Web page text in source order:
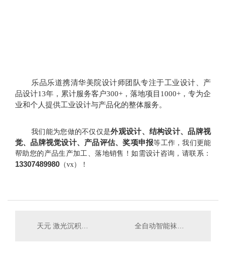
乐品乐道携清华美院设计师团队专注于工业设计、产
品设计13年，累计服务客户300+，落地项目1000+，专为企
业和个人提供工业设计与产品化的整体服务。
我们能为您做的不仅仅是外观设计、结构设计、品牌视
觉、品牌视觉设计、产品评估、奖项申报等工作，我们更能
帮助您的产品生产加工、落地销售！如需设计咨询，请联系：
13307489980 （vx）！
天元 激光沉积增材制造设备 全自动智能袜业生产线